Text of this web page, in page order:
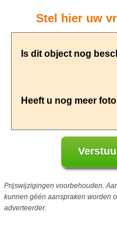
Stel hier uw
Prijswijzigingen voorbehouden.
kunnen géén aanspraken worden
adverteerder.